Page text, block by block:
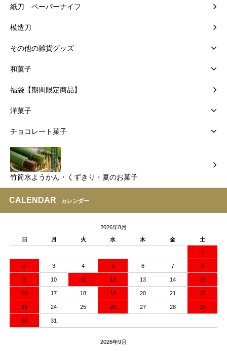
紙刀 ペーパーナイフ
模造刀
その他の雑貨グッズ
和菓子
福袋【期間限定商品】
洋菓子
チョコレート菓子
竹筒水ようかん・くずきり・夏のお菓子
CALENDAR カレンダー
2026年8月
日
月 火 水 木 金 土
1
2 3 4 5 6 7 8
9 10 11 12 13 14 15
16 17 18 19 20 21 22
23 24 25 26 27 28 29
30 31
2026年9月